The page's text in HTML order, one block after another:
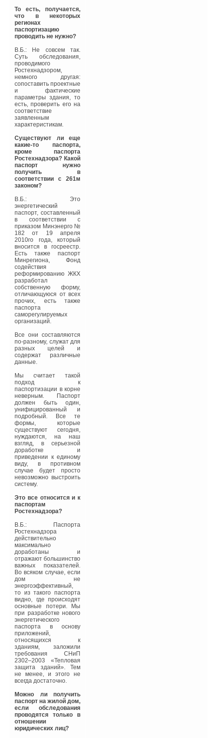
То есть, получается,
что в некоторых
регионах
паспортизацию
проводить не нужно?
В.Б.: Не совсем так.
Суть обследования,
проводимого
Ростехнадзором,
немного другая:
сопоставить проектные
и фактические
параметры здания, то
есть, проверить его на
соответствие
заявленным
характеристикам.
Существуют ли еще
какие-то паспорта,
кроме паспорта
Ростехнадзора? Какой
паспорт нужно
получить в
соответствии с 261м
законом?
В.Б.: Это
энергетический
паспорт, составленный
в соответствии с
приказом Минэнерго №
182 от 19 апреля
2010го года, который
вносится в госреестр.
Есть также паспорт
Минрегиона, Фонд
содействия
реформированию ЖКХ
разработал
собственную форму,
отличающуюся от всех
прочих, есть также
паспорта
саморегулируемых
организаций.
Все они составляются
по-разному, служат для
разных целей и
содержат различные
данные.
Мы считает такой
подход к
паспортизации в корне
неверным. Паспорт
должен быть один,
унифицированный и
подробный. Все те
формы, которые
существуют сегодня,
нуждаются, на наш
взгляд, в серьезной
доработке и
приведении к единому
виду, в противном
случае будет просто
невозможно выстроить
систему.
Это все относится и к
паспортам
Ростехнадзора?
В.Б.: Паспорта
Ростехнадзора
действительно
максимально
доработаны и
отражают большинство
важных показателей.
Во всяком случае, если
дом не
энергоэффективный,
то из такого паспорта
видно, где происходят
основные потери. Мы
при разработке нового
энергетического
паспорта в основу
приложений,
относящихся к
зданиям, заложили
требования СНиП
2302–2003 «Тепловая
защита зданий». Тем
не менее, и этого не
всегда достаточно.
Можно ли получить
паспорт на жилой дом,
если обследования
проводятся только в
отношении
юридических лиц?
Комментарии
В этой теме еще нет комментариев
Добавить комментарий
Ваше имя *
Ваш E-mail *
Текст комментария